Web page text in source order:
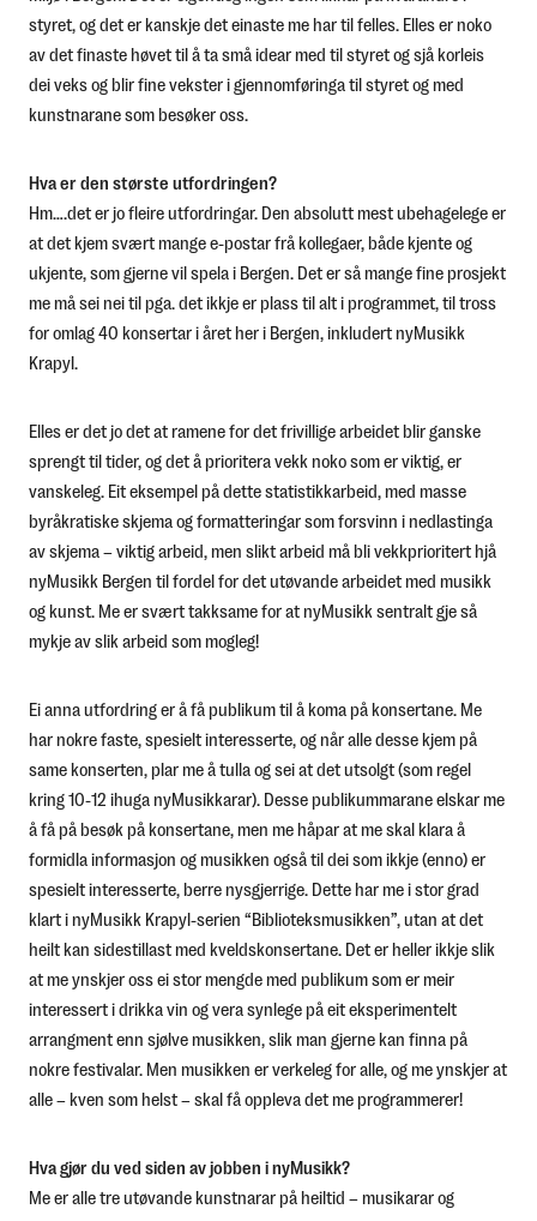
styret, og det er kanskje det einaste me har til felles. Elles er noko
av det finaste høvet til å ta små idear med til styret og sjå korleis
dei veks og blir fine vekster i gjennomføringa til styret og med
kunstnarane som besøker oss.
Hva er den største utfordringen?
Hm….det er jo fleire utfordringar. Den absolutt mest ubehagelege er
at det kjem svært mange e-postar frå kollegaer, både kjente og
ukjente, som gjerne vil spela i Bergen. Det er så mange fine prosjekt
me må sei nei til pga. det ikkje er plass til alt i programmet, til tross
for omlag 40 konsertar i året her i Bergen, inkludert nyMusikk
Krapyl.
Elles er det jo det at ramene for det frivillige arbeidet blir ganske
sprengt til tider, og det å prioritera vekk noko som er viktig, er
vanskeleg. Eit eksempel på dette statistikkarbeid, med masse
byråkratiske skjema og formatteringar som forsvinn i nedlastinga
av skjema – viktig arbeid, men slikt arbeid må bli vekkprioritert hjå
nyMusikk Bergen til fordel for det utøvande arbeidet med musikk
og kunst. Me er svært takksame for at nyMusikk sentralt gje så
mykje av slik arbeid som mogleg!
Ei anna utfordring er å få publikum til å koma på konsertane. Me
har nokre faste, spesielt interesserte, og når alle desse kjem på
same konserten, plar me å tulla og sei at det utsolgt (som regel
kring 10-12 ihuga nyMusikkarar). Desse publikummarane elskar me
å få på besøk på konsertane, men me håpar at me skal klara å
formidla informasjon og musikken også til dei som ikkje (enno) er
spesielt interesserte, berre nysgjerrige. Dette har me i stor grad
klart i nyMusikk Krapyl-serien “Biblioteksmusikken”, utan at det
heilt kan sidestillast med kveldskonsertane. Det er heller ikkje slik
at me ynskjer oss ei stor mengde med publikum som er meir
interessert i drikka vin og vera synlege på eit eksperimentelt
arrangment enn sjølve musikken, slik man gjerne kan finna på
nokre festivalar. Men musikken er verkeleg for alle, og me ynskjer at
alle – kven som helst – skal få oppleva det me programmerer!
Hva gjør du ved siden av jobben i nyMusikk?
Me er alle tre utøvande kunstnarar på heiltid – musikarar og